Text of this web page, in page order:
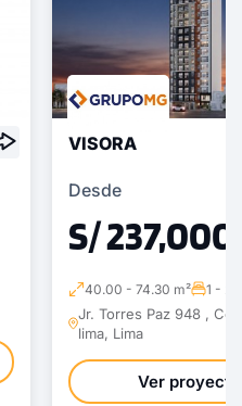
VISORA
Desde
S/ 237,000
40.00 - 74.30 m² 1 - 2
Jr. Torres Paz 948 ,
lima, Lima
Ver proyecto